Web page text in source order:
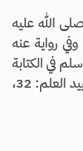
الله عليه
رواية عنه
في الكتابة
فلم يأذن لنا". (انظر الإلماع: 28، وتقييد العلم: 32،